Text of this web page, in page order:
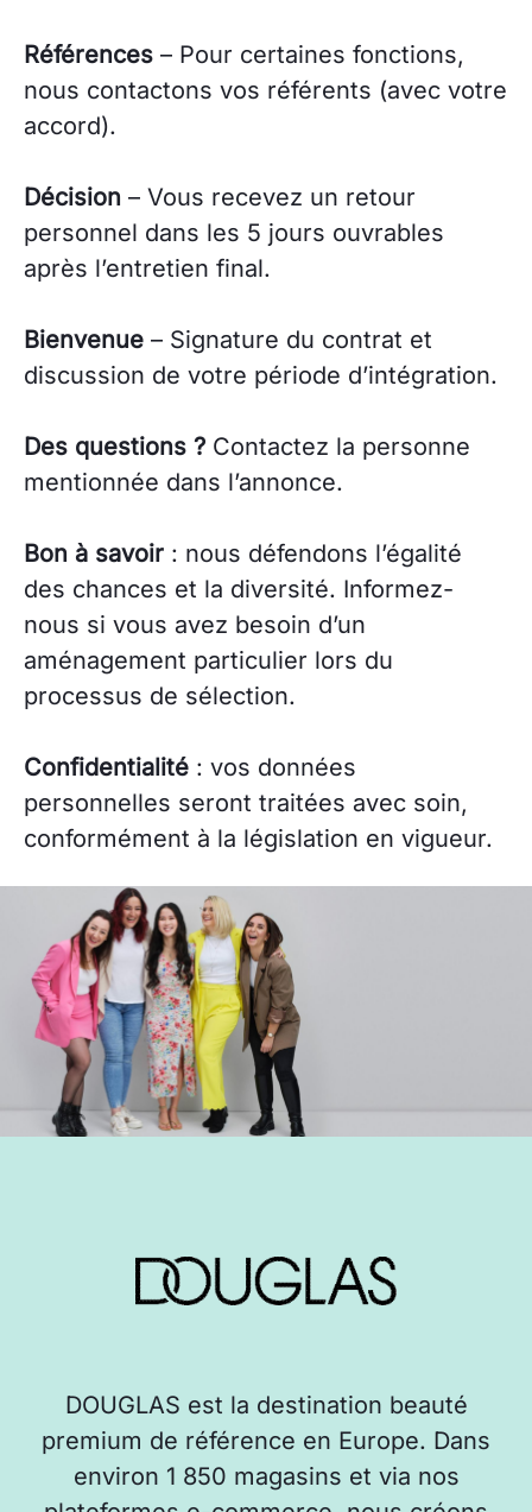
Références – Pour certaines fonctions,
nous contactons vos référents (avec votre
accord).
Décision – Vous recevez un retour
personnel dans les 5 jours ouvrables
après l’entretien final.
Bienvenue – Signature du contrat et
discussion de votre période d’intégration.
Des questions ? Contactez la personne
mentionnée dans l’annonce.
Bon à savoir : nous défendons l’égalité
des chances et la diversité. Informez-
nous si vous avez besoin d’un
aménagement particulier lors du
processus de sélection.
Confidentialité : vos données
personnelles seront traitées avec soin,
conformément à la législation en vigueur.
DOUGLAS est la destination beauté
premium de référence en Europe. Dans
environ 1 850 magasins et via nos